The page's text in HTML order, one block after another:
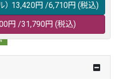
13,420円 /6,710円 (税込)
円 /31,790円 (税込)